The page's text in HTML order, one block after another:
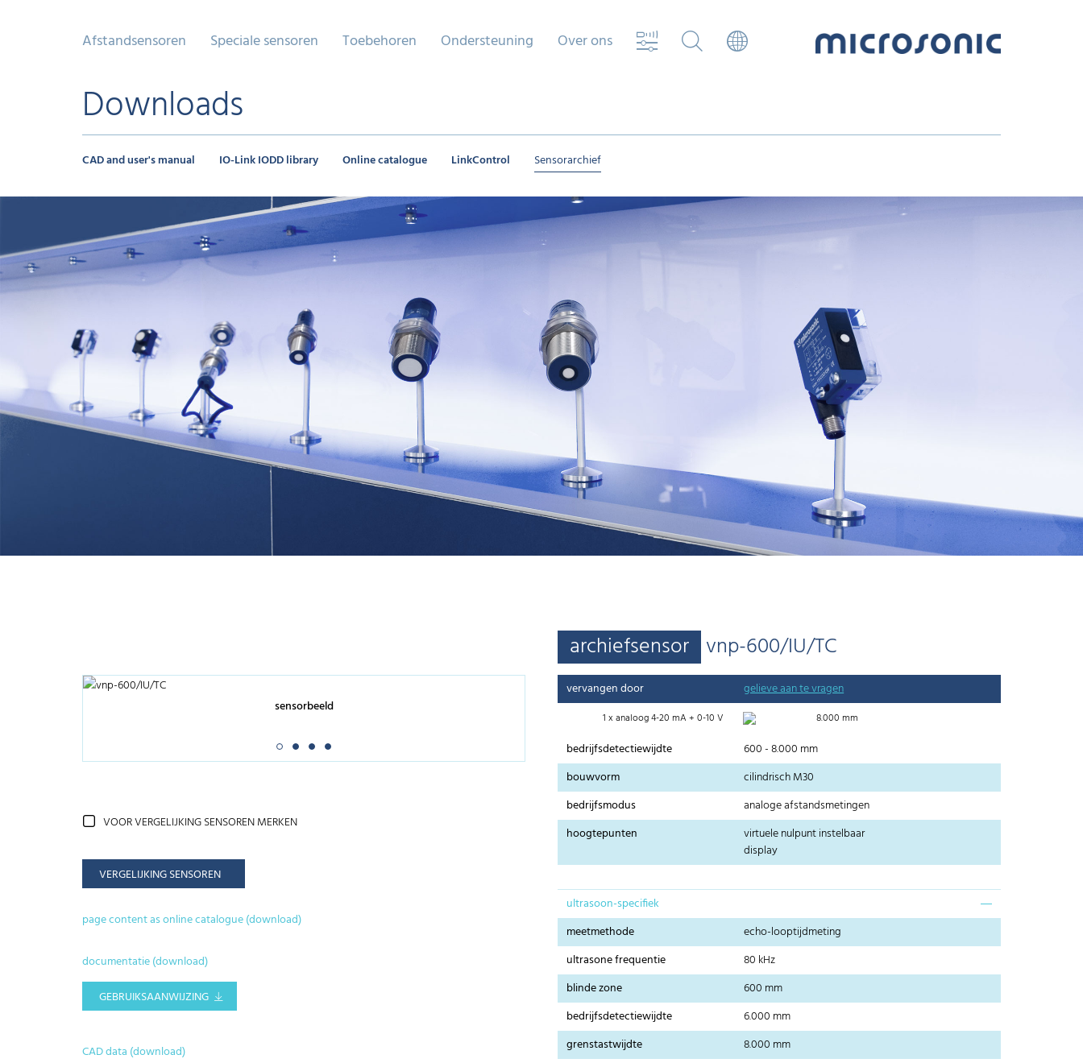
Afstandsensoren Speciale sensoren Toebehoren Ondersteuning Over ons
Downloads
CAD and user's manual IO-Link IODD library Online catalogue LinkControl Sensorarchief
archiefsensor vnp-600/IU/TC
sensorbeeld
VOOR VERGELIJKING SENSOREN MERKEN
VERGELIJKING SENSOREN
page content as online catalogue (download)
documentatie (download)
GEBRUIKSAANWIJZING
CAD data (download)
vervangen door gelieve aan te vragen
1 x analoog 4-20 mA + 0-10 V 8.000 mm
bedrijfsdetectiewijdte
600 - 8.000 mm
bouwvorm
cilindrisch M30
bedrijfsmodus
analoge afstandsmetingen
hoogtepunten
virtuele nulpunt instelbaar
display
ultrasoon-specifiek
meetmethode
echo-looptijdmeting
ultrasone frequentie
80 kHz
blinde zone
600 mm
bedrijfsdetectiewijdte
6.000 mm
grenstastwijdte
8.000 mm